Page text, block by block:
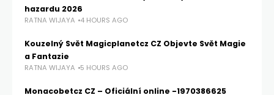
hazardu 2026
RATNA WIJAYA 4 HOURS AGO
Kouzelný Svět Magicplanetcz CZ Objevte Svět Magie
a Fantazie
RATNA WIJAYA 5 HOURS AGO
Monacobetcz CZ – Oficiální online -1970386625